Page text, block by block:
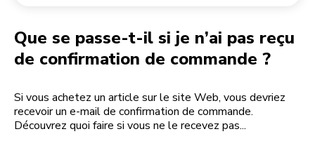
Que se passe-t-il si je n’ai pas reçu
de confirmation de commande ?
Si vous achetez un article sur le site Web, vous devriez
recevoir un e-mail de confirmation de commande.
Découvrez quoi faire si vous ne le recevez pas...